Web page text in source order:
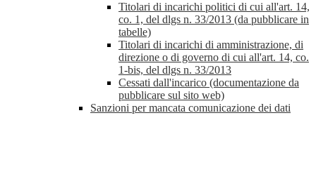
Titolari di incarichi politici di cui all'art. 14,
co. 1, del dlgs n. 33/2013 (da pubblicare in
tabelle)
Titolari di incarichi di amministrazione, di
direzione o di governo di cui all'art. 14, co.
1-bis, del dlgs n. 33/2013
Cessati dall'incarico (documentazione da
pubblicare sul sito web)
Sanzioni per mancata comunicazione dei dati